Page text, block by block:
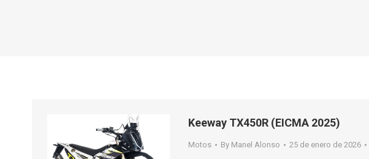
Keeway TX450R (EICMA 2025)
Motos By Manel Alonso 25 de enero de 2026